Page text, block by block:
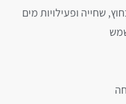
שחייה ופעילויות מים